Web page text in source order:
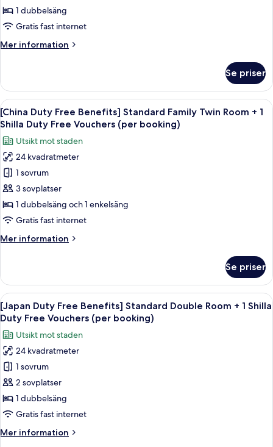
Vouchers
(per
Benefits]
Standard
Double
Shilla
Duty
Free
Vouchers
(per
booking)
1 dubbelsäng
Gratis fast internet
Mer information
Mer
Duty
Free
Benefits]
Standard
Hollywood
Double
+
Shilla
Duty
Vouchers
(per
Se priser
Öppna
alla
foton
för
[China
Duty
Free
Benefits]
Standard
Twin
Shilla
Duty
Free
Vouchers
(per
booking)
Sängtillbehör av högsta kvalitet och
7
[China Duty Free Benefits] Standard Family Twin Room + 1
Shilla Duty Free Vouchers (per booking)
Utsikt mot staden
24 kvadratmeter
1 sovrum
3 sovplatser
1 dubbelsäng och 1 enkelsäng
Gratis fast internet
Mer information
Mer
Duty
Free
Benefits]
Standard
Family
Twin
Room
+
Shilla
Free
Vouchers
booking)
Se priser
Öppna
alla
foton
för
[Japan
Duty
Free
Benefits]
Standard
Room
Sängtillbehör av högsta kvalitet och
8
[Japan Duty Free Benefits] Standard Double Room + 1 Shilla
Duty Free Vouchers (per booking)
Utsikt mot staden
24 kvadratmeter
1 sovrum
2 sovplatser
1 dubbelsäng
Gratis fast internet
Mer information
Mer